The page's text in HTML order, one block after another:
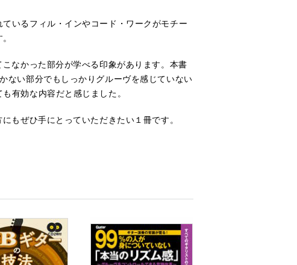
いるフィル・インやコード・ワークがモチー
なかった部分が学べる印象があります。本書
ない部分でもしっかりグルーヴを感じていない
有効な内容だと感じました。
もぜひ手にとっていただきたい１冊です。